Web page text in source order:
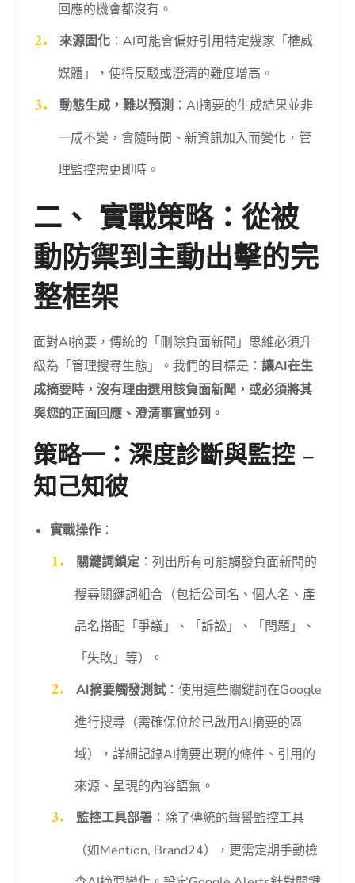
回應的機會都沒有。
來源固化：AI可能會偏好引用特定幾家「權威
媒體」，使得反駁或澄清的難度增高。
動態生成，難以預測 ：AI摘要的生成結果並非
一成不變，會隨時間、新資訊加入而變化，管
理監控需更即時。
二、 實戰策略：從被
動防禦到主動出擊的完
整框架
面對AI摘要，傳統的「刪除負面新聞」思維必須升
級為「管理搜尋生態」。我們的目標是：讓AI在生
成摘要時，沒有理由選用該負面新聞，或必須將其
與您的正面回應、澄清事實並列。
策略一：深度診斷與監控 –
知己知彼
實戰操作 ：
關鍵詞鎖定：列出所有可能觸發負面新聞的
搜尋關鍵詞組合（包括公司名、個人名、產
品名搭配「爭議」、「訴訟」、「問題」、
「失敗」等）。
AI摘要觸發測試：使用這些關鍵詞在Google
進行搜尋（需確保位於已啟用AI摘要的區
域），詳細記錄AI摘要出現的條件、引用的
來源、呈現的內容語氣。
監控工具部署：除了傳統的聲譽監控工具
（如Mention, Brand24），更需定期手動檢